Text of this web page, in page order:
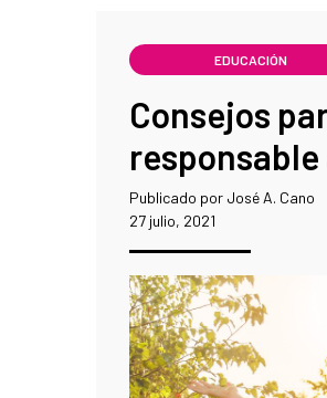
EDUCACIÓN
Consejos
Publicado por José A. Cano
27 julio, 2021